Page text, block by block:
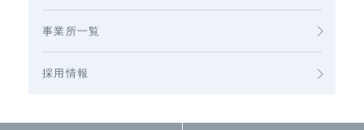
事業所一覧
採用情報